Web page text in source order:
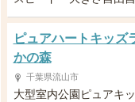
ピュアハートキッ
かの森
千葉県流山市
大型室内公園ピュアキ